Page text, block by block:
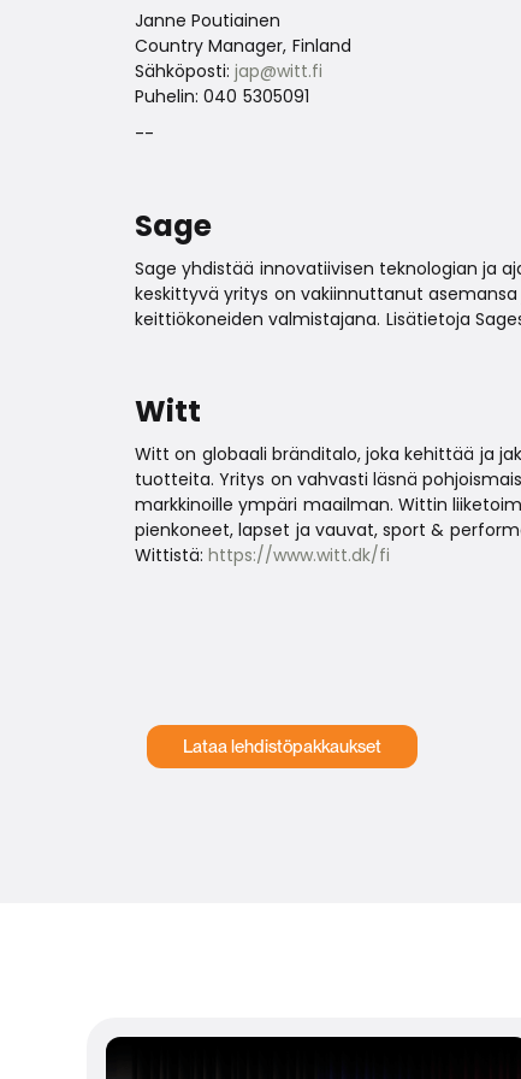
Janne Poutiainen
Country Manager, Finland
Sähköposti:jap@witt.fi
Puhelin: 040 5305091
--
Sage
Sage yhdistää innovatiivisen teknologian ja
keskittyvä yritys on vakiinnuttanut
keittiökoneiden valmistajana. Lisätietoja
Witt
Witt on globaali bränditalo, joka kehittää ja
tuotteita. Yritys on vahvasti läsnä
markkinoille ympäri maailman. Wittin
pienkoneet, lapset ja vauvat, sport &
Wittistä:https://www.witt.dk/fi
Lataa lehdistöpakkaukset